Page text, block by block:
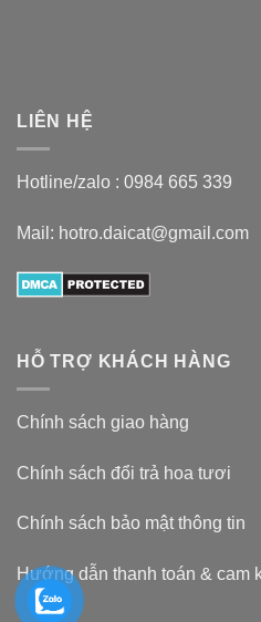
LIÊN HỆ
Hotline/zalo : 0984 665 339
Mail: hotro.daicat@gmail.com
HỖ TRỢ KHÁCH HÀNG
Chính sách giao hàng
Chính sách đổi trả hoa tươi
Chính sách bảo mật thông tin
Hướng dẫn thanh toán & cam